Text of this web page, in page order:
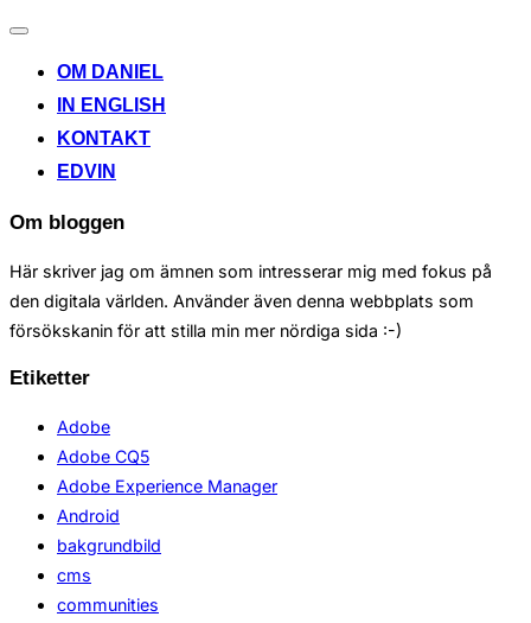
Toggle
OM DANIEL
IN ENGLISH
KONTAKT
EDVIN
Om bloggen
Här skriver jag om ämnen som intresserar mig med fokus på
den digitala världen. Använder även denna webbplats som
försökskanin för att stilla min mer nördiga sida :-)
Etiketter
Adobe
Adobe CQ5
Adobe Experience Manager
Android
bakgrundbild
cms
communities